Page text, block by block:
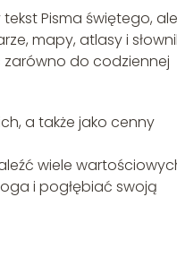
Pisma świętego, ale
mapy, atlasy i
zarówno do codziennej
a także jako cenny
wiele
i pogłębiać swoją